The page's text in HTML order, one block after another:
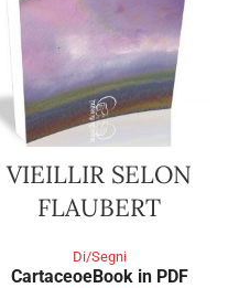
VIEILLIR SELON
FLAUBERT
Di/Segni
CartaceoeBook in PDF